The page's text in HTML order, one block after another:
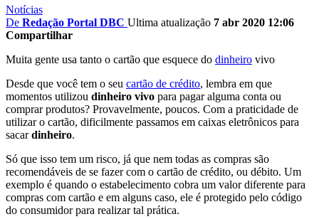
Notícias
De Redação Portal DBC Ultima atualização 7 abr 2020 12:06
Compartilhar
Muita gente usa tanto o cartão que esquece do dinheiro vivo
Desde que você tem o seu cartão de crédito, lembra em que
momentos utilizou dinheiro vivo para pagar alguma conta ou
comprar produtos? Provavelmente, poucos. Com a praticidade de
utilizar o cartão, dificilmente passamos em caixas eletrônicos para
sacardinheiro.
Só que isso tem um risco, já que nem todas as compras são
recomendáveis de se fazer com o cartão de crédito, ou débito. Um
exemplo é quando o estabelecimento cobra um valor diferente para
compras com cartão e em alguns caso, ele é protegido pelo código
do consumidor para realizar tal prática.